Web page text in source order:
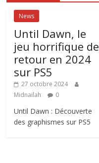
News
Until Dawn, le
jeu horrifique de
retour en 2024
sur PS5
27 octobre 2024
Midnailah
0
Until Dawn : Découverte
des graphismes sur PS5